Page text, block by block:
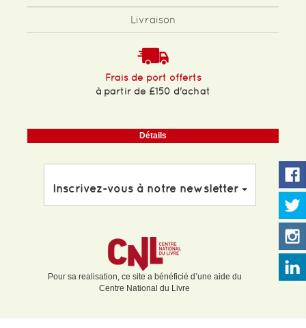
Livraison
Frais de port offerts
à partir de £150 d'achat
Détails
Inscrivez-vous à notre newsletter
Pour sa realisation, ce site a bénéficié d’une aide du
Centre National du Livre